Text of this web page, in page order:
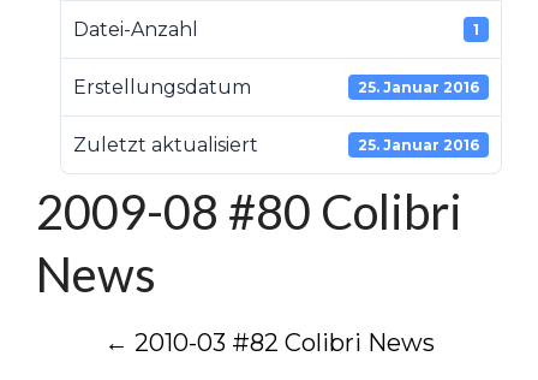
Datei-Anzahl 1
Erstellungsdatum 25. Januar 2016
Zuletzt aktualisiert 25. Januar 2016
2009-08 #80 Colibri
News
Post
← 2010-03 #82 Colibri News